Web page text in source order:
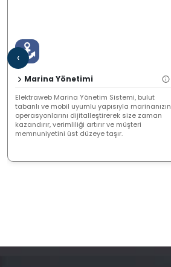
‹
Marina Yönetimi
Elektraweb Marina Yönetim Sistemi, bulut
tabanlı ve mobil uyumlu yapısıyla marinanızın
operasyonlarını dijitalleştirerek size zaman
kazandırır, verimliliği artırır ve müşteri
memnuniyetini üst düzeye taşır.